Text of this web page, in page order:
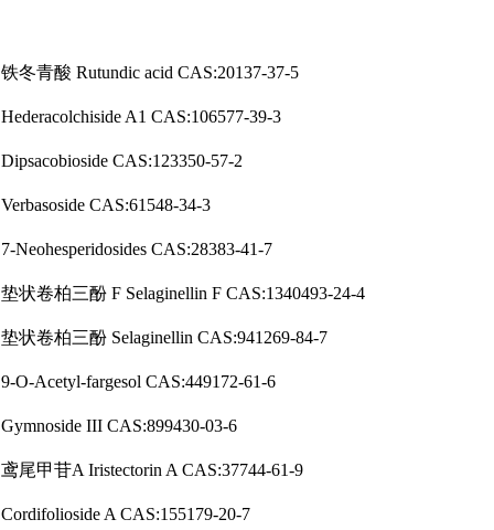
铁冬青酸 Rutundic acid CAS:20137-37-5
Hederacolchiside A1 CAS:106577-39-3
Dipsacobioside CAS:123350-57-2
Verbasoside CAS:61548-34-3
7-Neohesperidosides CAS:28383-41-7
垫状卷柏三酚 F Selaginellin F CAS:1340493-24-4
垫状卷柏三酚 Selaginellin CAS:941269-84-7
9-O-Acetyl-fargesol CAS:449172-61-6
Gymnoside III CAS:899430-03-6
鸢尾甲苷A Iristectorin A CAS:37744-61-9
Cordifolioside A CAS:155179-20-7